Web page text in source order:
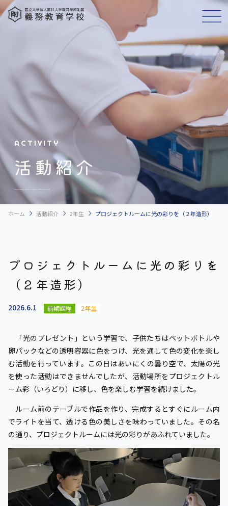
ACTIVITY
活動紹介
ホーム chevron_right 活動紹介 chevron_right 2年生 chevron_right プロジェクトルームに光の彩りを（２年造形）
プロジェクトルームに光の彩りを
（２年造形）
2026.6.1 前期課程 2年生
「光のプレゼント」という学習で、子供たちはペットボトルや
卵パックなどの透明容器に色をつけ、光を通して色の変化を楽し
む活動を行っています。この日はあいにくの曇り空で、太陽の光
を使った活動はできませんでしたが、活動場所をプロジェクトル
ーム彩（いろどり）に移し、色を楽しむ学習を続けました。
ルーム前のテーブルで作品を作り、完成するとすぐにルーム内
でライトを当て、透ける色の美しさを味わっていました。その名
の通り、プロジェクトルームには光の彩りがあふれていました。